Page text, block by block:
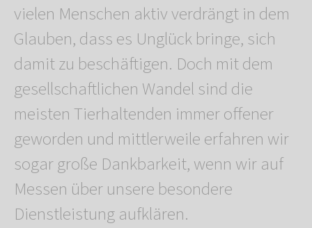
vielen Menschen aktiv verdrängt in dem
Glauben, dass es Unglück bringe, sich
damit zu beschäftigen. Doch mit dem
gesellschaftlichen Wandel sind die
meisten Tierhaltenden immer offener
geworden und mittlerweile erfahren wir
sogar große Dankbarkeit, wenn wir auf
Messen über unsere besondere
Dienstleistung aufklären.